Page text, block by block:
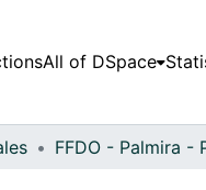
All of DSpace